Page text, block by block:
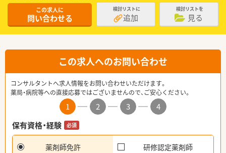
この求人に
問い合わせる
検討リストに
追加
検討リストを
見る
この求人へのお問い合わせ
コンサルタントへ求人情報をお問い合わせいただけます。
薬局・病院等への直接応募ではございませんので、ご安心ください。
1 2 3
4
保有資格・経験
必須
薬剤師免許 研修認定薬剤師